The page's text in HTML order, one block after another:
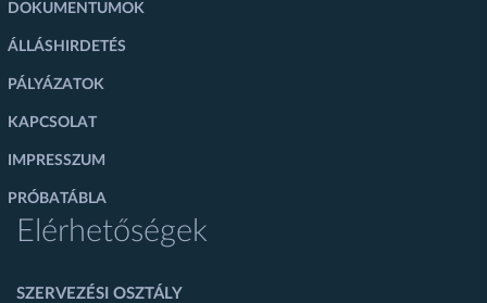
DOKUMENTUMOK
ÁLLÁSHIRDETÉS
PÁLYÁZATOK
KAPCSOLAT
IMPRESSZUM
PRÓBATÁBLA
Elérhetőségek
SZERVEZÉSI OSZTÁLY